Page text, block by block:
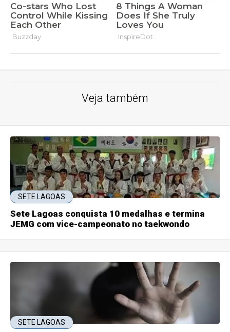
Veja também
SETE LAGOAS
Sete Lagoas conquista 10 medalhas e termina
JEMG com vice-campeonato no taekwondo
SETE LAGOAS